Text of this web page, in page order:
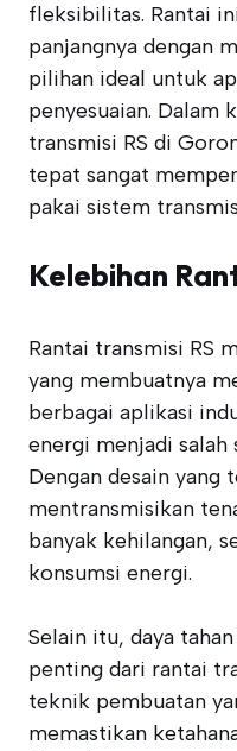
fleksibilitas. Rantai
panjangnya dengan
pilihan ideal untuk
penyesuaian. Dalam
transmisi RS di
tepat sangat
pakai sistem
Kelebihan
Rantai transmisi RS
yang membuatnya
berbagai aplikasi
energi menjadi salah
Dengan desain
mentransmisikan
banyak kehilangan,
konsumsi energi.
Selain itu, daya
penting dari rantai
teknik pembuatan
memastikan